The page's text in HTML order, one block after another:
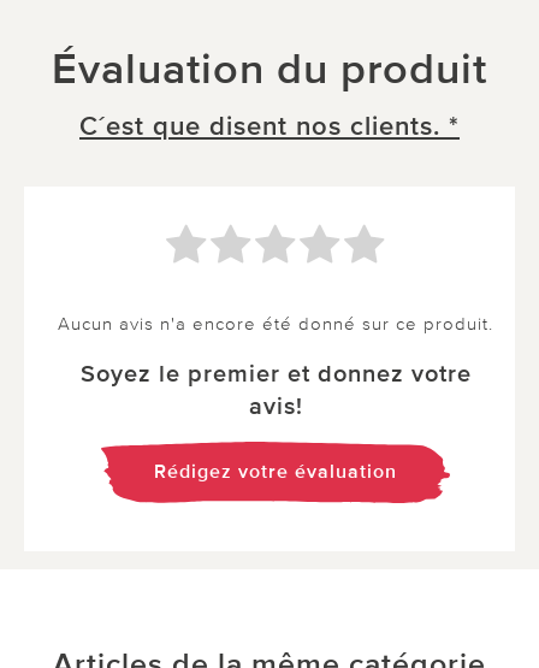
Évaluation du produit
C´est que disent nos clients. *
Aucun avis n'a encore été donné sur ce produit.
Soyez le premier et donnez votre
avis!
Rédigez votre évaluation